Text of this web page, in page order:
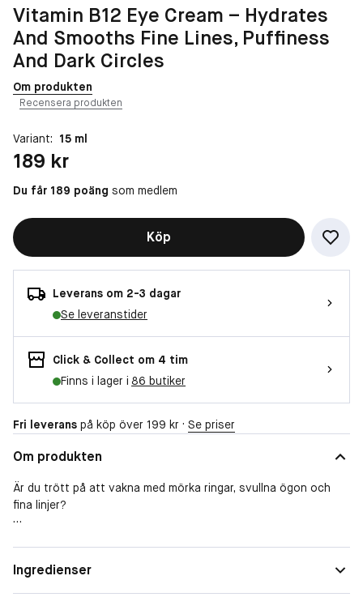
Vitamin B12 Eye Cream – Hydrates
And Smooths Fine Lines, Puffiness
And Dark Circles
Om produkten
Recensera produkten
Variant: 15 ml
Pris: 189 kr
189 kr
Du får 189 poäng som medlem
Köp
Leverans om 2-3 dagar
Se leveranstider
Click & Collect om 4 tim
Finns i lager i 86 butiker
Fri leverans på köp över 199 kr · Se priser
Om produkten
Är du trött på att vakna med mörka ringar, svullna ögon och
fina linjer?
på trötthet och åldrande, vilket kan få dig att se mer utmattad
ut än du känner dig. Mörka ringar, svullnad och rynkor kan
Ingredienser